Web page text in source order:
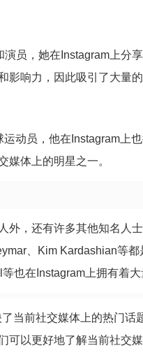
员，她在Instagram上分
影响力，因此吸引了大量的
动员，他在Instagram上
媒体上的明星之一。
外，还有许多其他知名人
、Kim Kardashian等
也在Instagram上拥有着大
当前社交媒体上的热门
可以更好地了解当前社交